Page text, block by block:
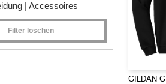
| Accessoires
Filter löschen
GILDAN